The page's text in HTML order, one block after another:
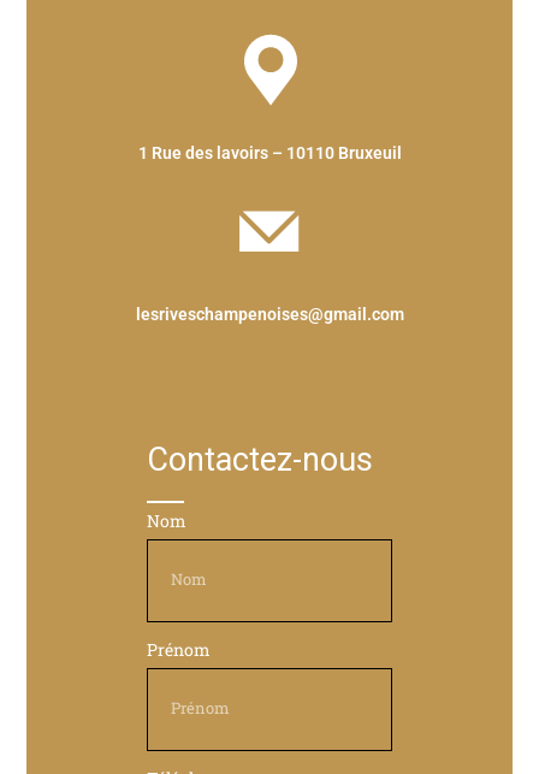
1 Rue des lavoirs – 10110 Bruxeuil
lesriveschampenoises@gmail.com
Contactez-nous
Nom
Prénom